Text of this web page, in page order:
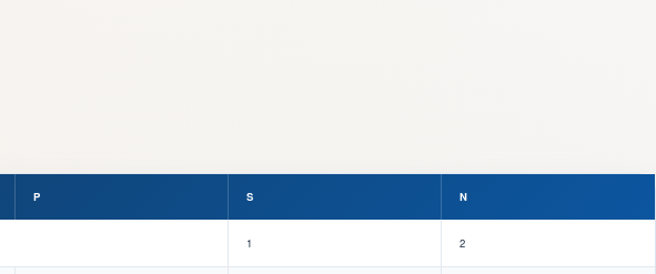
P S N
1 2